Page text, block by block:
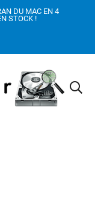
DU MAC EN 4
STOCK !
LINKLINK